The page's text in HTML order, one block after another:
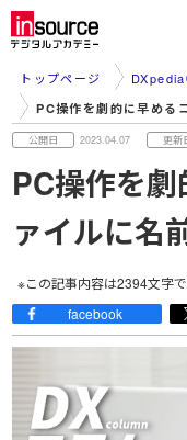
トップページ
PC操作を劇的に早める
2023.04.07
PC操作を
ァイルに名
※この記事内容は2394文字
facebook